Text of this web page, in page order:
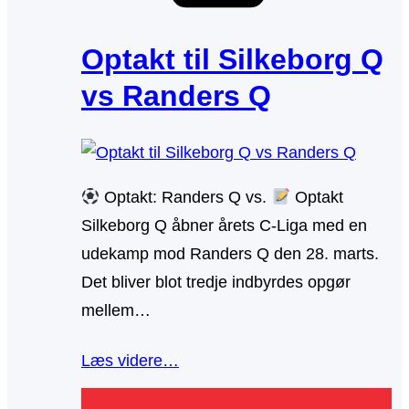
Optakt til Silkeborg Q
vs Randers Q
Optakt: Randers Q vs.
Optakt
Silkeborg Q åbner årets C-Liga med en
udekamp mod Randers Q den 28. marts.
Det bliver blot tredje indbyrdes opgør
mellem…
Læs videre…